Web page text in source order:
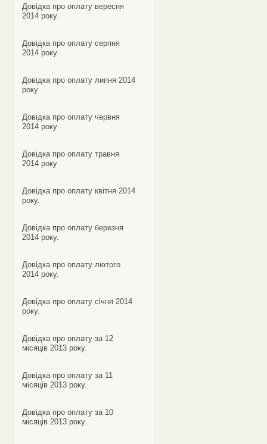
Довідка про оплату вересня
2014 року.
Довідка про оплату серпня
2014 року.
Довідка про оплату липня 2014
року
Довідка про оплату червня
2014 року
Довідка про оплату травня
2014 року
Довідка про оплату квітня 2014
року.
Довідка про оплату березня
2014 року.
Довідка про оплату лютого
2014 року.
Довідка про оплату січня 2014
року.
Довідка про оплату за 12
місяців 2013 року.
Довідка про оплату за 11
місяців 2013 року.
Довідка про оплату за 10
місяців 2013 року.